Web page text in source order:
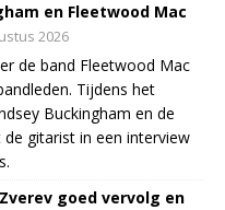
en Fleetwood Mac
2026
de band Fleetwood Mac
Tijdens het
Buckingham en de
gitarist in een interview
goed vervolg en